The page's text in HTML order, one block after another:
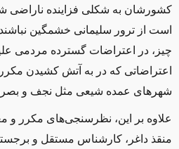
کشورشان به شکلی فزاینده ناراضی
است از ترور سلیمانی خشمگین
چیز، در اعتراضات گسترده مردمی
اعتراضاتی که در به آتش کشیدن
شهرهای عمده شیعی مثل نجف و
علاوه بر این، نظرسنجی‌های مكرر و
منقذ داغر، کارشناس مستقل و